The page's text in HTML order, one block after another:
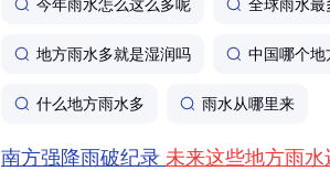
今年雨水怎么这么多呢 全球雨水最
地方雨水多就是湿润吗 中国哪个地
什么地方雨水多 雨水从哪里来
南方强降雨破纪录 未来这些地方雨水